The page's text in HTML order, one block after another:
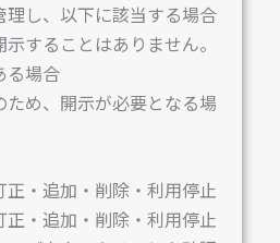
理し、以下に該当する場合
することはありません。
る場合
ため、開示が必要となる場
・追加・削除・利用停止
・追加・削除・利用停止